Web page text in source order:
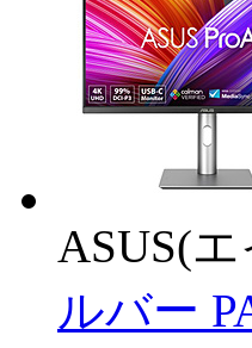
ASUS(
ルバー